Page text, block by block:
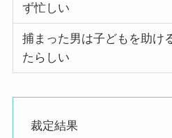
ず忙しい
捕まった男は子どもを助け
たらしい
裁定結果